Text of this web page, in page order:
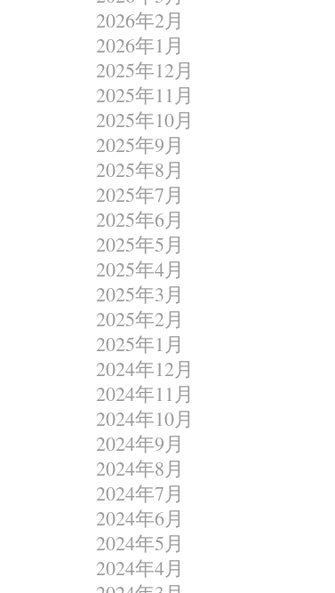
2026年2月
2026年1月
2025年12月
2025年11月
2025年10月
2025年9月
2025年8月
2025年7月
2025年6月
2025年5月
2025年4月
2025年3月
2025年2月
2025年1月
2024年12月
2024年11月
2024年10月
2024年9月
2024年8月
2024年7月
2024年6月
2024年5月
2024年4月